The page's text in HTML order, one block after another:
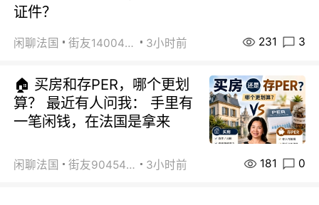
证件？
闲聊法国 街友14004820 3小时前 231 3
🏠 买房和存PER，哪个更划
算？ 最近有人问我： 手里有
一笔闲钱，在法国是拿来
闲聊法国 街友90454511 3小时前 181 0